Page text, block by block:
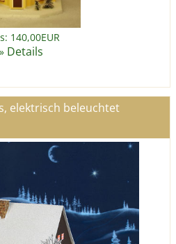
140,00EUR
» Details
elektrisch beleuchtet